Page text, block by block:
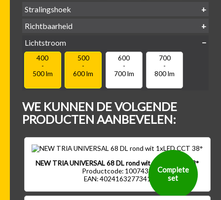
Stralingshoek
Richtbaarheid
Kantel-baar Draaibaar
Lichtstroom
400
-
500 lm
500
-
600 lm
600
-
700 lm
700
-
800 lm
WE KUNNEN DE VOLGENDE
PRODUCTEN AANBEVELEN:
NEW TRIA UNIVERSAL 68 DL rond wit 1xLED CCT 38°
Productcode: 1007433
EAN: 4024163277341
Complete
set